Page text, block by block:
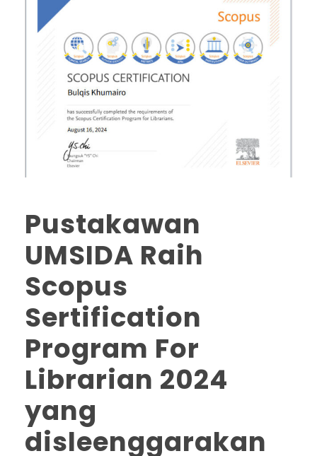
Pustakawan
UMSIDA Raih
Scopus
Sertification
Program For
Librarian 2024
yang
disleenggarakan